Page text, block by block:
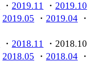
・ 2019.11 ・ 2019.10
2019.05 ・ 2019.04
・ 2018.11
・
2018.05 ・ 2018.04